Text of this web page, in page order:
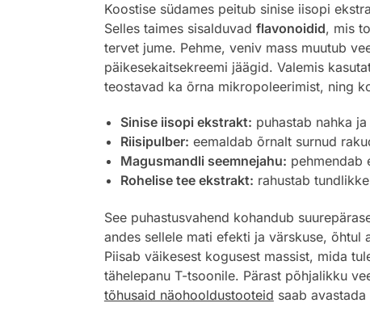
Koostise südames peitub sinise iisopi
Selles taimes sisalduvad flavonoidid, mis
tervet jume. Pehme, veniv mass muutub
päikesekaitsekreemi jäägid. Valemis
teostavad ka õrna mikropoleerimist, ning
Sinise iisopi ekstrakt: puhastab nahka
Riisipulber: eemaldab õrnalt surnud
Magusmandli seemnejahu: pehmendab
Rohelise tee ekstrakt: rahustab
See puhastusvahend kohandub
andes sellele mati efekti ja värskuse, õhtul
Piisab väikesest kogusest massist, mida
tähelepanu T-tsoonile. Pärast põhjalikku
tõhusaid näohooldustooteid saab